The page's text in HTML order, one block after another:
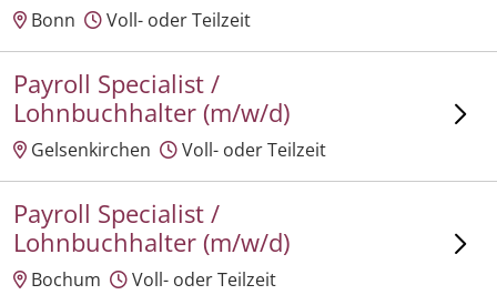
Bonn Voll- oder Teilzeit
Payroll Specialist /
Lohnbuchhalter (m/w/d)
Gelsenkirchen Voll- oder Teilzeit
Payroll Specialist /
Lohnbuchhalter (m/w/d)
Bochum Voll- oder Teilzeit